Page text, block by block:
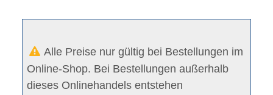
Alle Preise nur gültig bei Bestellungen im
Online-Shop. Bei Bestellungen außerhalb
dieses Onlinehandels entstehen